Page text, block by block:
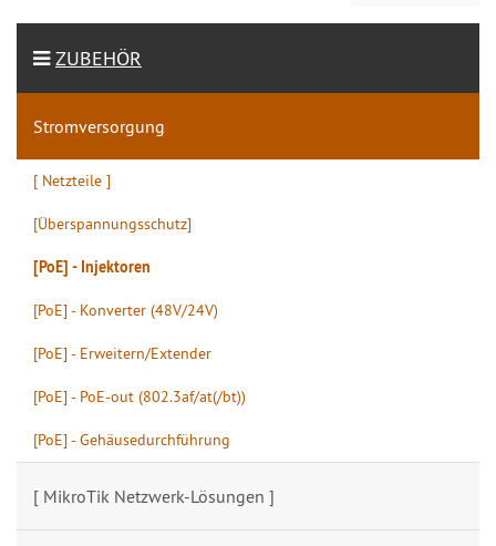
ZUBEHÖR
Stromversorgung
[ Netzteile ]
[Überspannungsschutz]
[PoE] - Injektoren
[PoE] - Konverter (48V/24V)
[PoE] - Erweitern/Extender
[PoE] - PoE-out (802.3af/at(/bt))
[PoE] - Gehäusedurchführung
[ MikroTik Netzwerk-Lösungen ]